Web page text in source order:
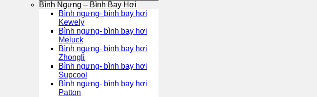
Bình Ngưng – Bình Bay Hơi
Bình ngưng- bình bay hơi
Kewely
Bình ngưng- bình bay hơi
Meluck
Bình ngưng- bình bay hơi
Zhongli
Bình ngưng- bình bay hơi
Supcool
Bình ngưng- bình bay hơi
Patton